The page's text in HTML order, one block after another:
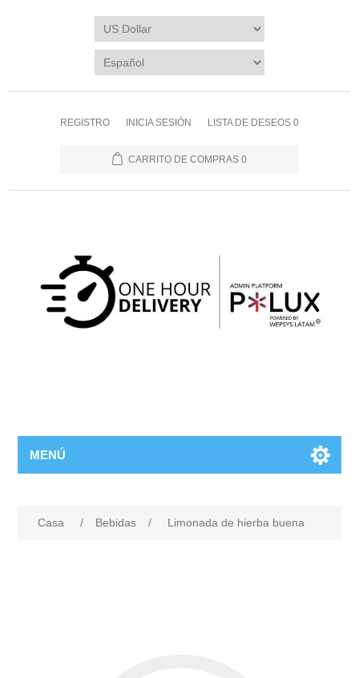
REGISTRO INICIA SESIÓN LISTA DE DESEOS 0
CARRITO DE COMPRAS 0
MENÚ
Casa / Bebidas / Limonada de hierba buena